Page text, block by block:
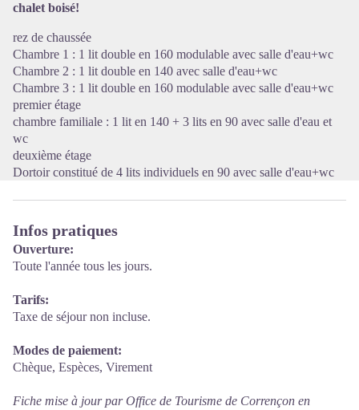
chalet boisé!
rez de chaussée
Chambre 1 : 1 lit double en 160 modulable avec salle d'eau+wc
Chambre 2 : 1 lit double en 140 avec salle d'eau+wc
Chambre 3 : 1 lit double en 160 modulable avec salle d'eau+wc
premier étage
chambre familiale : 1 lit en 140 + 3 lits en 90 avec salle d'eau et
wc
deuxième étage
Dortoir constitué de 4 lits individuels en 90 avec salle d'eau+wc
Infos pratiques
Ouverture:
Toute l'année tous les jours.
Tarifs:
Taxe de séjour non incluse.
Modes de paiement:
Chèque, Espèces, Virement
Fiche mise à jour par Office de Tourisme de Corrençon en